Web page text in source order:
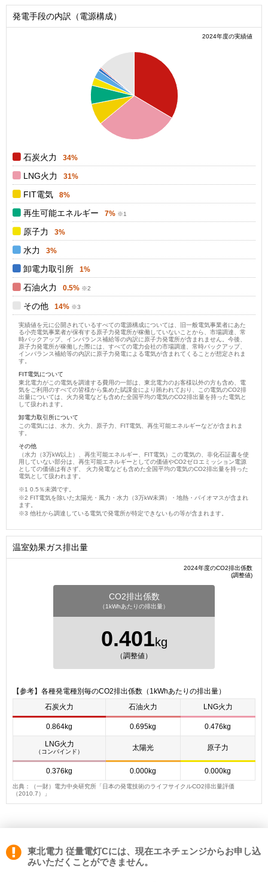
発電手段の内訳（電源構成）
2024年度の実績値
石炭火力 34%
LNG火力 31%
FIT電気 8%
再生可能エネルギー 7%
原子力 3%
水力 3%
卸電力取引所 1%
石油火力 0.5%
その他 14%
実績値を元に公開されているすべての電源構成については、旧一般電気事業者にあた
る小売電気事業者が保有する原子力発電所が稼働していないことから、市場調達、常
時バックアップ、インバランス補給等の内訳に原子力発電所が含まれません。今後、
原子力発電所が稼働した際には、すべての電力会社の市場調達、常時バックアップ、
インバランス補給等の内訳に原子力発電による電気が含まれてくることが想定されま
す。
FIT電気について
東北電力がこの電気を調達する費用の一部は、東北電力のお客様以外の方も含め、電
気をご利用のすべての皆様から集めた賦課金により賄われており、この電気のCO2排
出量については、火力発電なども含めた全国平均の電気のCO2排出量を持った電気と
して扱われます。
卸電力取引所について
この電気には、水力、火力、原子力、FIT電気、再生可能エネルギーなどが含まれま
す。
その他
（水力（3万kW以上）、再生可能エネルギー、FIT電気）この電気の、非化石証書を使
用していない部分は、再生可能エネルギーとしての価値やCO2ゼロエミッション電源
としての価値は有さず、 火力発電なども含めた全国平均の電気のCO2排出量を持った
電気として扱われます。
0.5％未満です。
FIT電気を除いた太陽光・風力・水力（3万kW未満）・地熱・バイオマスが含まれ
ます。
他社から調達している電気で発電所が特定できないもの等が含まれます。
温室効果ガス排出量
2024年度のCO2排出係数
(調整値)
CO2排出係数
（1kWhあたりの排出量）
0.401kg
（調整値）
【参考】各種発電種別毎のCO2排出係数（1kWhあたりの排出量）
石炭火力
石油火力 LNG火力
0.864kg 0.695kg 0.476kg
LNG火力
（コンバインド） 太陽光 原子力
0.376kg 0.000kg 0.000kg
出典：（一財）電力中央研究所「日本の発電技術のライフサイクルCO2排出量評価
（2010.7）」
東北電力 従量電灯Cには、現在エネチェンジからお申し込
みいただくことができません。